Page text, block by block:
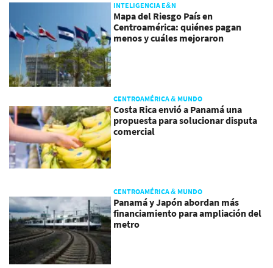
INTELIGENCIA E&N
Mapa del Riesgo País en
Centroamérica: quiénes pagan
menos y cuáles mejoraron
CENTROAMÉRICA & MUNDO
Costa Rica envió a Panamá una
propuesta para solucionar disputa
comercial
CENTROAMÉRICA & MUNDO
Panamá y Japón abordan más
financiamiento para ampliación del
metro